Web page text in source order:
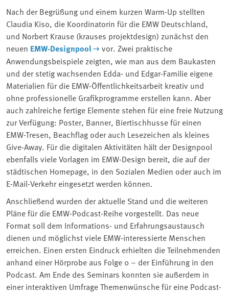
Nach der Begrüßung und einem kurzen Warm-Up stellten
Claudia Kiso, die Koordinatorin für die EMW Deutschland,
und Norbert Krause (krauses projektdesign) zunächst den
neuen EMW-Designpool
vor. Zwei praktische
Anwendungsbeispiele zeigten, wie man aus dem Baukasten
und der stetig wachsenden Edda- und Edgar-Familie eigene
Materialien für die EMW-Öffentlichkeitsarbeit kreativ und
ohne professionelle Grafikprogramme erstellen kann. Aber
auch zahlreiche fertige Elemente stehen für eine freie Nutzung
zur Verfügung: Poster, Banner, Biertischhusse für einen
EMW-Tresen, Beachflag oder auch Lesezeichen als kleines
Give-Away. Für die digitalen Aktivitäten hält der Designpool
ebenfalls viele Vorlagen im EMW-Design bereit, die auf der
städtischen Homepage, in den Sozialen Medien oder auch im
E-Mail-Verkehr eingesetzt werden können.
Anschließend wurden der aktuelle Stand und die weiteren
Pläne für die EMW-Podcast-Reihe vorgestellt. Das neue
Format soll dem Informations- und Erfahrungsaustausch
dienen und möglichst viele EMW-interessierte Menschen
erreichen. Einen ersten Eindruck erhielten die Teilnehmenden
anhand einer Hörprobe aus Folge 0 – der Einführung in den
Podcast. Am Ende des Seminars konnten sie außerdem in
einer interaktiven Umfrage Themenwünsche für eine Podcast-